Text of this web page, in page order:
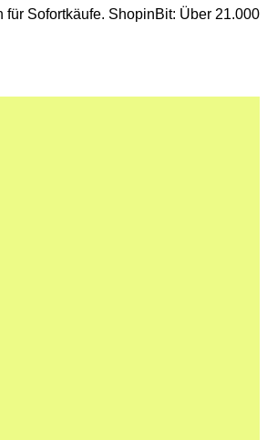
Sofortkäufe. ShopinBit: Über 21.000